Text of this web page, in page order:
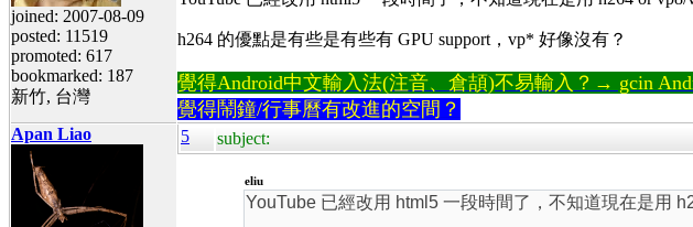
joined: 2007-08-09
posted: 11519
promoted: 617
bookmarked: 187
新竹, 台灣
h264 的優點是有些是有些有 GPU support，vp* 好像沒有？
覺得Android中文輸入法(注音、倉頡)不易輸入？→ gcin
覺得鬧鐘/行事曆有改進的空間？
Apan Liao 5 subject:
eliu
YouTube 已經改用 html5 一段時間了，不知道現在是用